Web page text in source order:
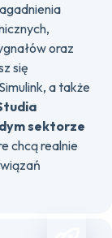
oraz
się
a także
sektorze
chcą realnie